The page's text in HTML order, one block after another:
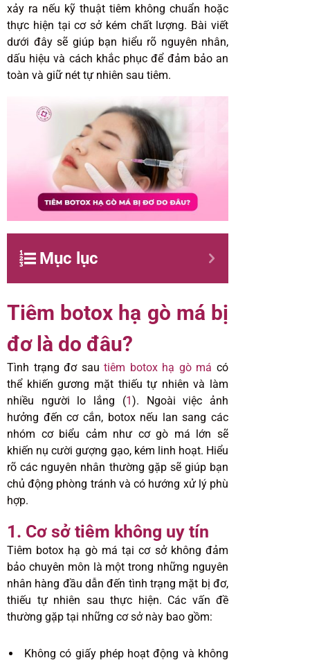
xảy ra nếu kỹ thuật tiêm không chuẩn hoặc
thực hiện tại cơ sở kém chất lượng. Bài viết
dưới đây sẽ giúp bạn hiểu rõ nguyên nhân,
dấu hiệu và cách khắc phục để đảm bảo an
toàn và giữ nét tự nhiên sau tiêm.
Mục lục
Tiêm botox hạ gò má bị
đơ là do đâu?
Tình trạng đơ sautiêm botox hạ gò má có
thể khiến gương mặt thiếu tự nhiên và làm
nhiều người lo lắng (1 ). Ngoài việc ảnh
hưởng đến cơ cắn, botox nếu lan sang các
nhóm cơ biểu cảm như cơ gò má lớn sẽ
khiến nụ cười gượng gạo, kém linh hoạt. Hiểu
rõ các nguyên nhân thường gặp sẽ giúp bạn
chủ động phòng tránh và có hướng xử lý phù
hợp.
1. Cơ sở tiêm không uy tín
Tiêm botox hạ gò má tại cơ sở không đảm
bảo chuyên môn là một trong những nguyên
nhân hàng đầu dẫn đến tình trạng mặt bị đơ,
thiếu tự nhiên sau thực hiện. Các vấn đề
thường gặp tại những cơ sở này bao gồm:
Không có giấy phép hoạt động và không